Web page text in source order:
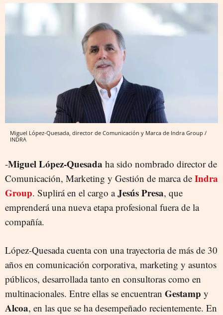
Miguel López-Quesada, director de Comunicación y Marca de Indra Group /
INDRA
-Miguel López-Quesada ha sido nombrado director de
Comunicación, Marketing y Gestión de marca de Indra
Group. Suplirá en el cargo aJesús Presa, que
emprenderá una nueva etapa profesional fuera de la
compañía.
López-Quesada cuenta con una trayectoria de más de 30
años en comunicación corporativa, marketing y asuntos
públicos, desarrollada tanto en consultoras como en
multinacionales. Entre ellas se encuentran Gestamp y
Alcoa, en las que se ha desempeñado recientemente. En